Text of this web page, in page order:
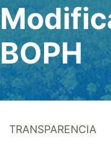
BOPH
TRANSPARENCIA